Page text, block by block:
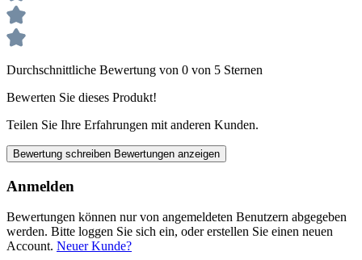
Durchschnittliche Bewertung von 0 von 5 Sternen
Bewerten Sie dieses Produkt!
Teilen Sie Ihre Erfahrungen mit anderen Kunden.
Bewertung schreiben Bewertungen anzeigen
Anmelden
Bewertungen können nur von angemeldeten Benutzern abgegeben
werden. Bitte loggen Sie sich ein, oder erstellen Sie einen neuen
Account. Neuer Kunde?